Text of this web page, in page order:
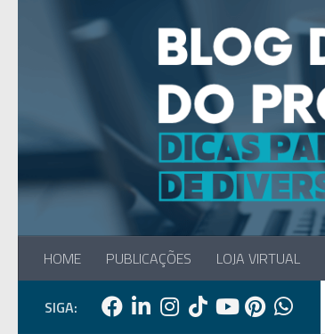
Skip to content
HOME PUBLICAÇÕES LOJA VIRTUAL
SIGA: